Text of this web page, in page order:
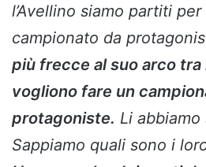
l’Avellino siamo partiti
campionato da
più frecce al suo arco tra
vogliono fare un
protagoniste. Li
Sappiamo quali sono i